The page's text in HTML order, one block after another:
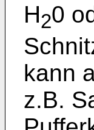
H20
kann
z.B.